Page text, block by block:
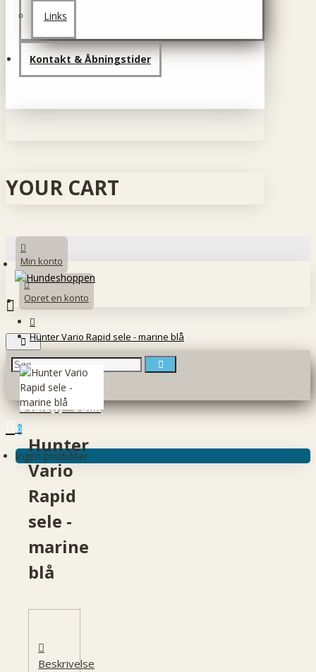
Links
Kontakt & Åbningstider
YOUR CART
Min konto
Opret en konto
0 vare(r) - 0 DKK
0
Ingen produkter
Hunter Vario Rapid sele - marine blå
Hunter
Vario
Rapid
sele -
marine
blå
Beskrivelse